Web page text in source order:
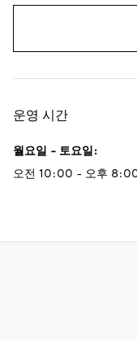
운영 시간
월요일 - 토요일:
오전 10:00 - 오후